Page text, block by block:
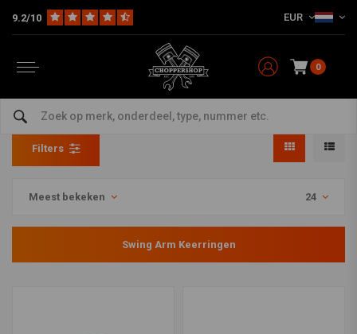
9.2/10 EUR
0
Swing Arm Keerringen
Home HD Harley onderhoud Keerringen Swing Arm Keerringen
Filters
Meest bekeken 24
Swing Arm Keerringen